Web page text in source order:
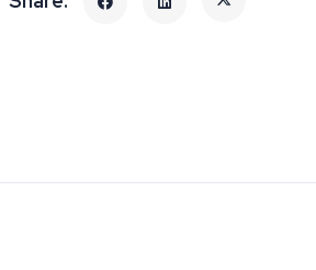
Υποβολής